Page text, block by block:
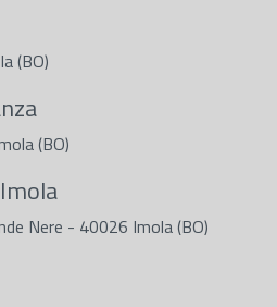
(BO)
(BO)
Nere - 40026 Imola (BO)